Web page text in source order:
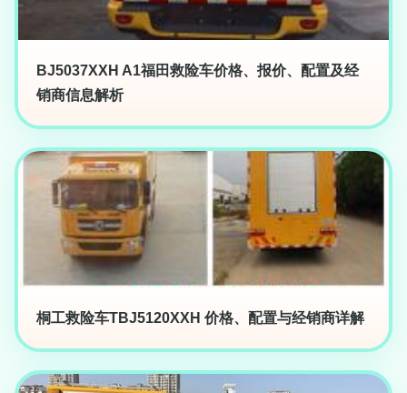
BJ5037XXH A1福田救险车价格、报价、配置及经
销商信息解析
桐工救险车TBJ5120XXH 价格、配置与经销商详解